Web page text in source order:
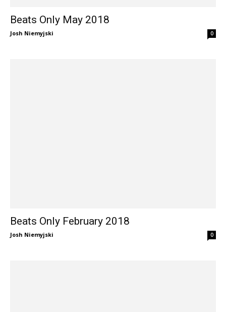
Beats Only May 2018
Josh Niemyjski 0
Beats Only February 2018
Josh Niemyjski 0